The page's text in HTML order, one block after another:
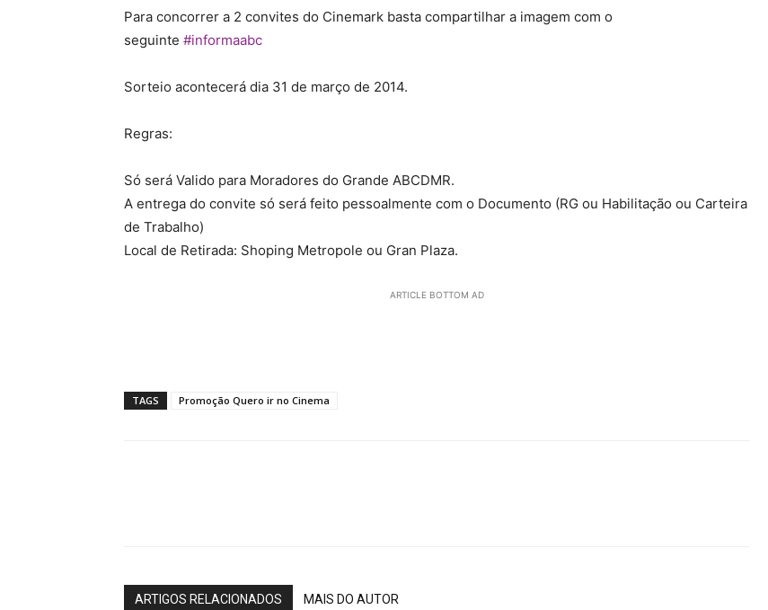
Para concorrer a 2 convites do Cinemark basta compartilhar a imagem com o
seguinte #informaabc
Sorteio acontecerá dia 31 de março de 2014.
Regras:
Só será Valido para Moradores do Grande ABCDMR.
A entrega do convite só será feito pessoalmente com o Documento (RG ou Habilitação ou Carteira
de Trabalho)
Local de Retirada: Shoping Metropole ou Gran Plaza.
ARTICLE BOTTOM AD
TAGS Promoção Quero ir no Cinema
ARTIGOS RELACIONADOS MAIS DO AUTOR